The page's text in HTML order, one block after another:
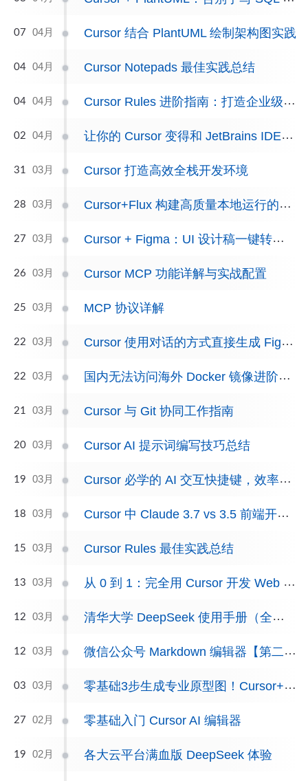
07 04月 Cursor 结合 PlantUML 绘制架构图实践
04 04月 Cursor Notepads 最佳实践总结
04 04月 Cursor Rules 进阶指南：打造企业级多语言开发规范
02 04月 让你的 Cursor 变得和 JetBrains IDEs 一样好用
31 03月 Cursor 打造高效全栈开发环境
28 03月 Cursor+Flux 构建高质量本地运行的文生图 MCP 服务
27 03月 Cursor + Figma：UI 设计稿一键转代码的高效工作流
26 03月 Cursor MCP 功能详解与实战配置
25 03月 MCP 协议详解
22 03月 Cursor 使用对话的方式直接生成 Figma 设计稿
22 03月 国内无法访问海外 Docker 镜像进阶优化方案
21 03月 Cursor 与 Git 协同工作指南
20 03月 Cursor AI 提示词编写技巧总结
19 03月 Cursor 必学的 AI 交互快捷键，效率提升不再是难事
18 03月 Cursor 中 Claude 3.7 vs 3.5 前端开发深度对比，遥遥领先！（附源码）
15 03月 Cursor Rules 最佳实践总结
13 03月 从 0 到 1：完全用 Cursor 开发 Web 应用后的真实体验
12 03月 清华大学 DeepSeek 使用手册（全五册）
12 03月 微信公众号 Markdown 编辑器【第二版】
03 03月 零基础3步生成专业原型图！Cursor+Claude3.7保姆级教程（附模板）
27 02月 零基础入门 Cursor AI 编辑器
19 02月 各大云平台满血版 DeepSeek 体验